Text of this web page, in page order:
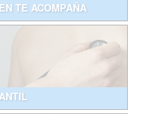
TE ACOMPAÑA